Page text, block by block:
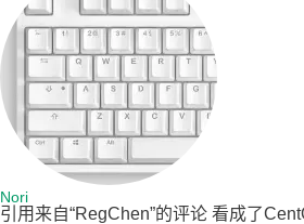
Nori
引用来自“RegChen”的评论 看成了